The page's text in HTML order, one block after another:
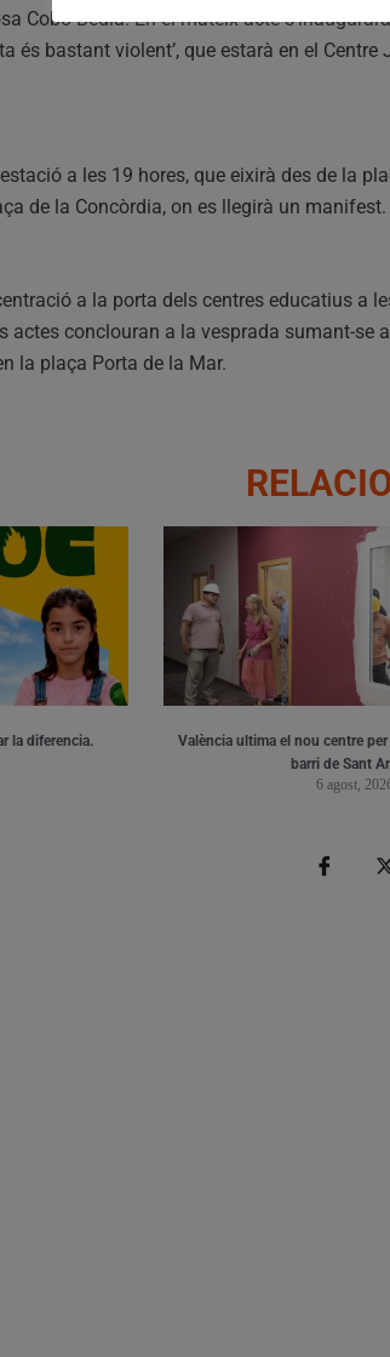
Cobo Bedía. En el mateix acte
és bastant violent’, que estarà en el Centre
a les 19 hores, que eixirà des de la
de la Concòrdia, on es llegirà un manifest.
a la porta dels centres educatius a
actes conclouran a la vesprada sumant-se
la plaça Porta de la Mar.
la diferencia.
València ultima el nou centre
barri de Sant
6 agost,